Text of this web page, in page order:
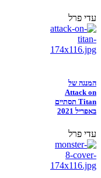
עדי פרל
המנגה של
Attack on
Titan תסתיים
באפריל 2021
עדי פרל